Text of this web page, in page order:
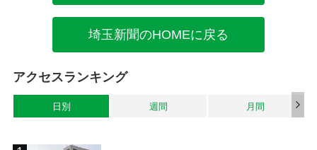
埼玉新聞のHOMEに戻る
アクセスランキング
日別 週間 月間